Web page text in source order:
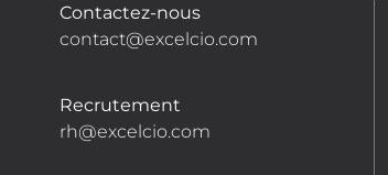
Contactez-nous
contact@excelcio.com
Recrutement
rh@excelcio.com